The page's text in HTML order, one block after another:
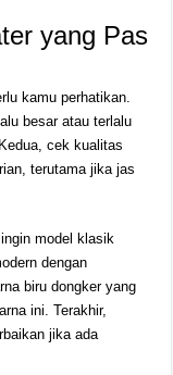
yang Pas
kamu perhatikan.
besar atau terlalu
cek kualitas
terutama jika jas
model klasik
dengan
biru dongker yang
ini. Terakhir,
jika ada